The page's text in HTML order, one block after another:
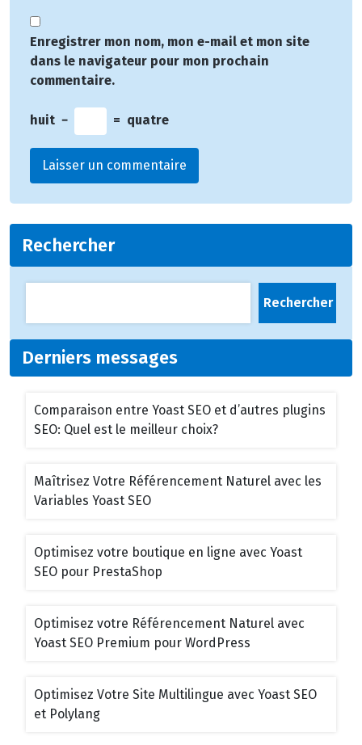
Enregistrer mon nom, mon e-mail et mon site
dans le navigateur pour mon prochain
commentaire.
huit − = quatre
Rechercher
Rechercher
Derniers messages
Comparaison entre Yoast SEO et d’autres plugins
SEO: Quel est le meilleur choix?
Maîtrisez Votre Référencement Naturel avec les
Variables Yoast SEO
Optimisez votre boutique en ligne avec Yoast
SEO pour PrestaShop
Optimisez votre Référencement Naturel avec
Yoast SEO Premium pour WordPress
Optimisez Votre Site Multilingue avec Yoast SEO
et Polylang